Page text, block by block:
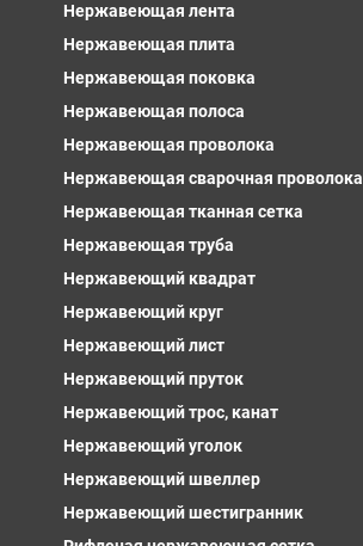
Нержавеющая лента
Нержавеющая плита
Нержавеющая поковка
Нержавеющая полоса
Нержавеющая проволока
Нержавеющая сварочная проволока
Нержавеющая тканная сетка
Нержавеющая труба
Нержавеющий квадрат
Нержавеющий круг
Нержавеющий лист
Нержавеющий пруток
Нержавеющий трос, канат
Нержавеющий уголок
Нержавеющий швеллер
Нержавеющий шестигранник